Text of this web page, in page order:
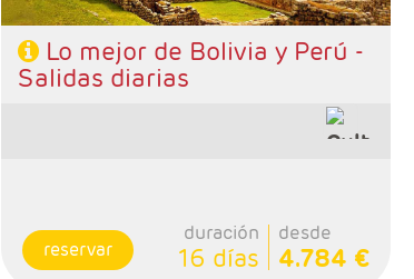
Lo mejor de Bolivia y Perú -
Salidas diarias
reservar
duración
16 días
desde
4.784 €